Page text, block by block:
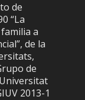
de
“La
a
de la
de
2013-1